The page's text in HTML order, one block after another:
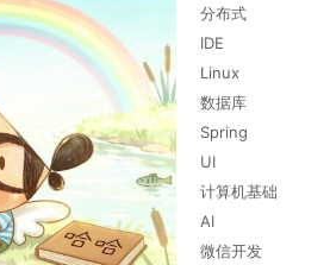
分布式
IDE
Linux
数据库
Spring
UI
计算机基础
AI
微信开发